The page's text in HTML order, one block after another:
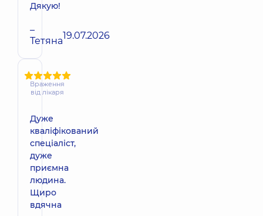
Дякую!
–
Тетяна19.07.2026
Враження
від лікаря
Дуже
кваліфікований
спеціаліст,
дуже
приємна
людина.
Щиро
вдячна